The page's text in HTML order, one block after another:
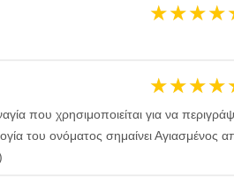
★★★★
★★★★
που χρησιμοποιείται για να
του ονόματος σημαίνει Αγιασμένος